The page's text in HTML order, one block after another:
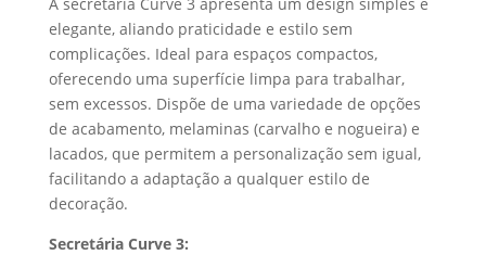
elegante, aliando praticidade e estilo sem
complicações. Ideal para espaços compactos,
oferecendo uma superfície limpa para trabalhar,
sem excessos. Dispõe de uma variedade de opções
de acabamento, melaminas (carvalho e nogueira) e
lacados, que permitem a personalização sem igual,
facilitando a adaptação a qualquer estilo de
decoração.
Secretária Curve 3: